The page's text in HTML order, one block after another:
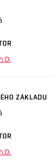
ZÁKLADU